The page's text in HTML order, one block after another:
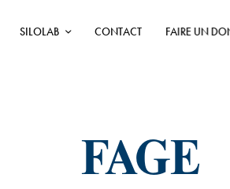
SILOLAB CONTACT FAIRE UN
FAGE